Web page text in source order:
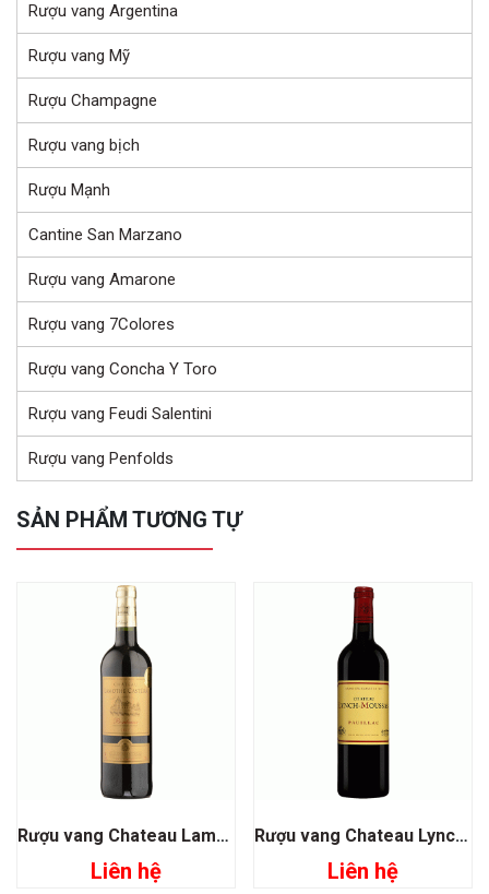
Rượu vang Argentina
Rượu vang Mỹ
Rượu Champagne
Rượu vang bịch
Rượu Mạnh
Cantine San Marzano
Rượu vang Amarone
Rượu vang 7Colores
Rượu vang Concha Y Toro
Rượu vang Feudi Salentini
Rượu vang Penfolds
SẢN PHẨM TƯƠNG TỰ
Rượu vang Chateau Lamothe Castera Bordeaux
Liên hệ
Rượu vang Chateau Lynch Moussas Grand Cru Classé 1855
Liên hệ